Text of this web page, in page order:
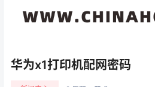
华为x1打印机配网密码